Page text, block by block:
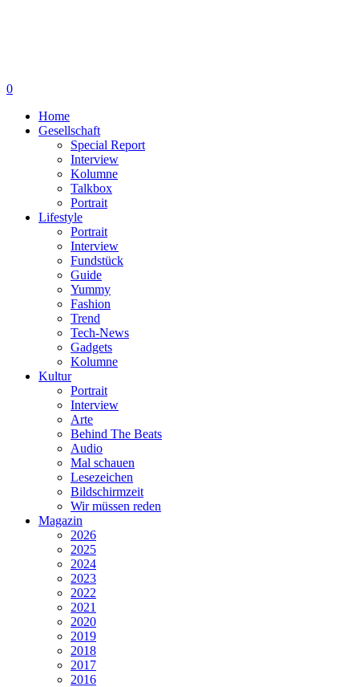
0
Home
Gesellschaft
Special Report
Interview
Kolumne
Talkbox
Portrait
Lifestyle
Portrait
Interview
Fundstück
Guide
Yummy
Fashion
Trend
Tech-News
Gadgets
Kolumne
Kultur
Portrait
Interview
Arte
Behind The Beats
Audio
Mal schauen
Lesezeichen
Bildschirmzeit
Wir müssen reden
Magazin
2026
2025
2024
2023
2022
2021
2020
2019
2018
2017
2016